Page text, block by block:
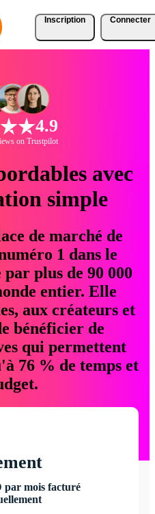
Inscription Connecter
4.9
on Trustpilot
avec
simple
de marché de
1 dans le
plus de 90 000
entier. Elle
aux créateurs et
bénéficier de
qui permettent
76 % de temps et
par mois facturé